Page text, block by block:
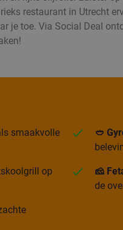
restaurant in Utrecht
je toe. Via Social Deal
smaakvolle
op
🥙
🧀
de